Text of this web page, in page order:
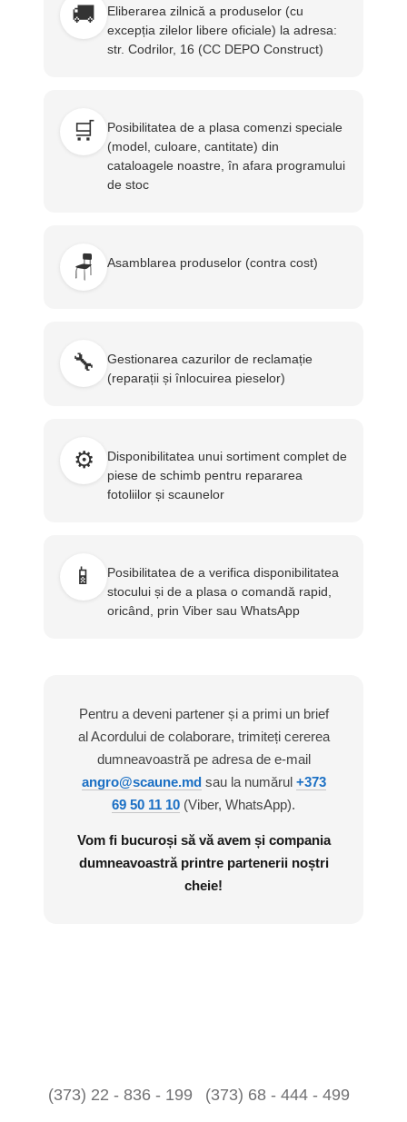
🚚
Eliberarea zilnică a produselor (cu
excepția zilelor libere oficiale) la adresa:
str. Codrilor, 16 (CC DEPO Construct)
🛒
Posibilitatea de a plasa comenzi speciale
(model, culoare, cantitate) din
cataloagele noastre, în afara programului
de stoc
🪑 Asamblarea produselor (contra cost)
🔧
Gestionarea cazurilor de reclamație
(reparații și înlocuirea pieselor)
⚙️
Disponibilitatea unui sortiment complet de
piese de schimb pentru repararea
fotoliilor și scaunelor
📱
Posibilitatea de a verifica disponibilitatea
stocului și de a plasa o comandă rapid,
oricând, prin Viber sau WhatsApp
Pentru a deveni partener și a primi un brief
al Acordului de colaborare, trimiteți cererea
dumneavoastră pe adresa de e-mail
angro@scaune.mdsau la numărul +373
69 50 11 10 (Viber, WhatsApp).
Vom fi bucuroși să vă avem și compania
dumneavoastră printre partenerii noștri
cheie!
(373) 22 - 836 - 199 (373) 68 - 444 - 499